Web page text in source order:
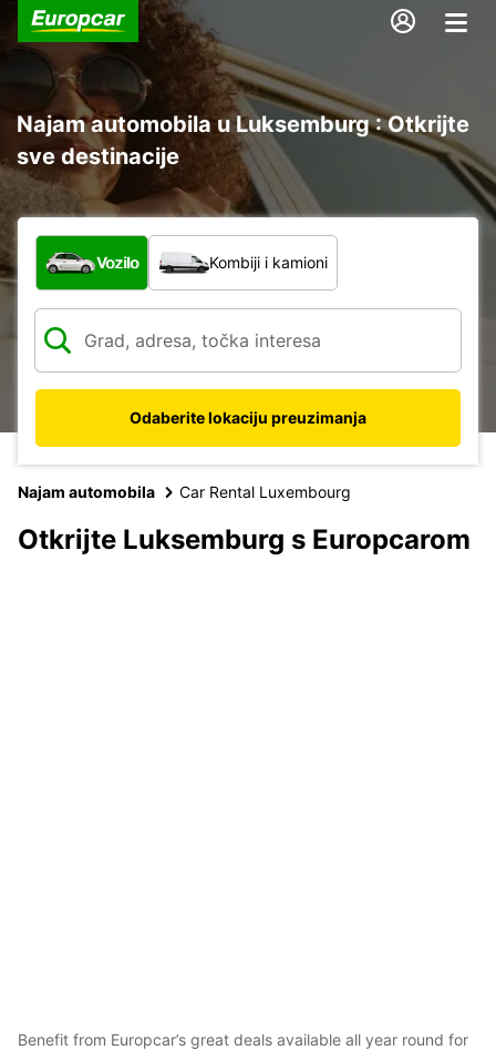
Najam automobila u Luksemburg : Otkrijte
sve destinacije
Koja vrsta vozila?
Vozilo Kombiji i kamioni
Odaberite lokaciju preuzimanja
Najam automobila Car Rental Luxembourg
Otkrijte Luksemburg s Europcarom
Benefit from Europcar’s great deals available all year round for